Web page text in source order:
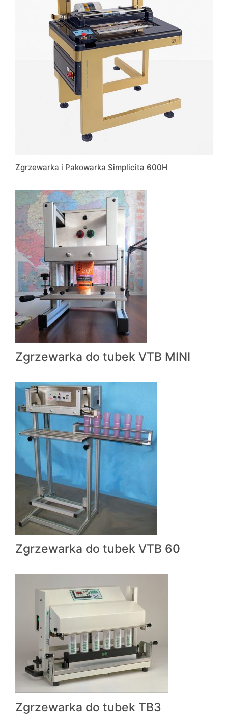
Zgrzewarka i Pakowarka Simplicita 600H
Zgrzewarka do tubek VTB MINI
Zgrzewarka do tubek VTB 60
Zgrzewarka do tubek TB3